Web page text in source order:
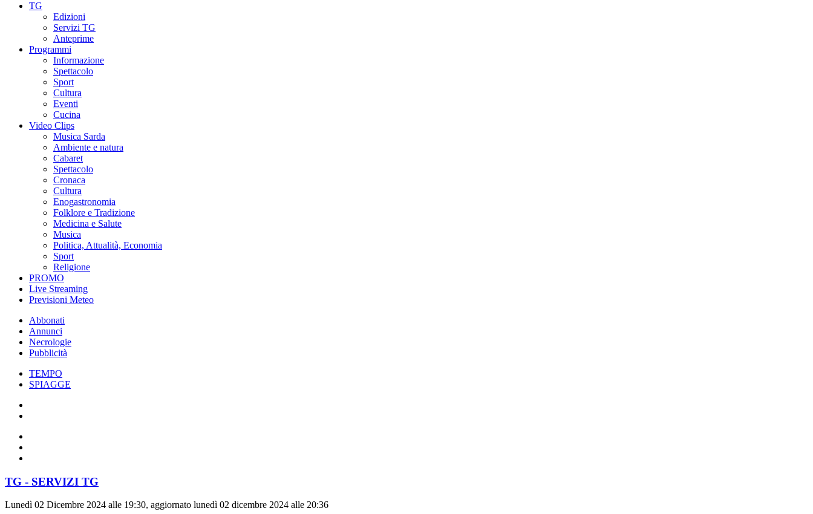
TG
Edizioni
Servizi TG
Anteprime
Programmi
Informazione
Spettacolo
Sport
Cultura
Eventi
Cucina
Video Clips
Musica Sarda
Ambiente e natura
Cabaret
Spettacolo
Cronaca
Cultura
Enogastronomia
Folklore e Tradizione
Medicina e Salute
Musica
Politica, Attualità, Economia
Sport
Religione
PROMO
Live Streaming
Previsioni Meteo
Abbonati
Annunci
Necrologie
Pubblicità
TEMPO
SPIAGGE
TG - SERVIZI TG
Lunedì 02 Dicembre 2024 alle 19:30, aggiornato lunedì 02 dicembre 2024 alle 20:36